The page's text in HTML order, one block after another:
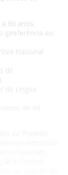
60 anos
(preferência ao
Nacional
de